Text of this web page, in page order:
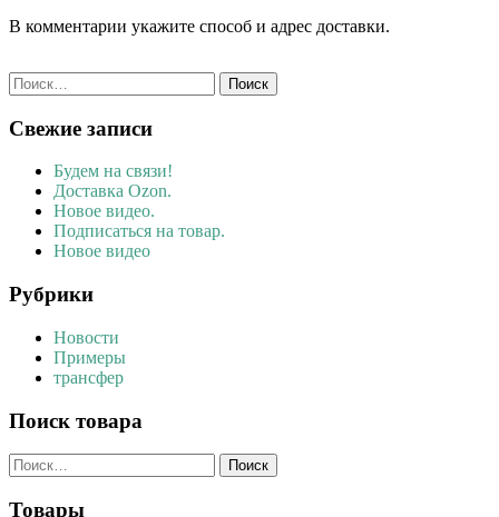
В комментарии укажите способ и адрес доставки.
Найти:
Свежие записи
Будем на связи!
Доставка Ozon.
Новое видео.
Подписаться на товар.
Новое видео
Рубрики
Новости
Примеры
трансфер
Поиск товара
Найти:
Товары